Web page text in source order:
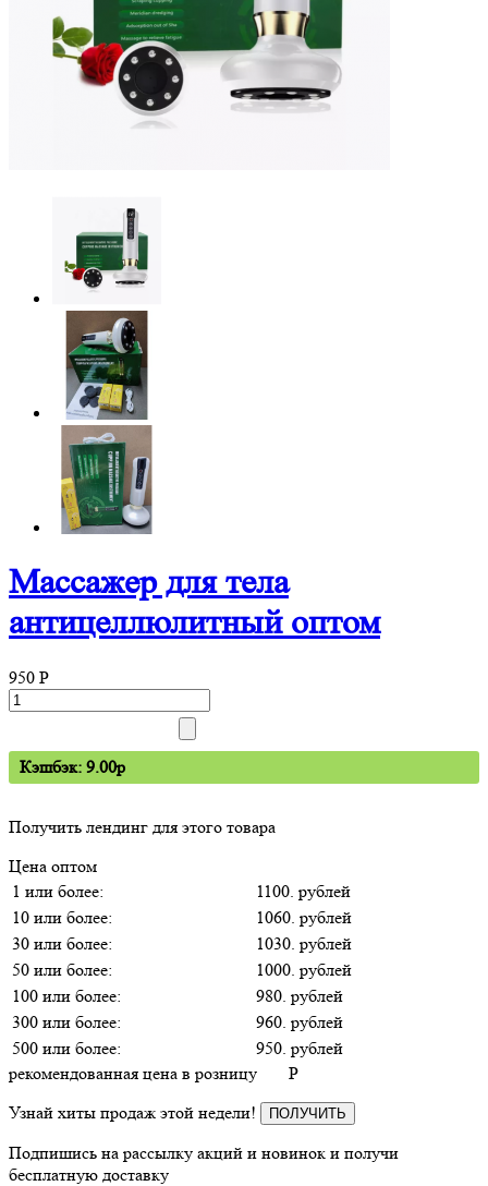
Массажер для тела
антицеллюлитный оптом
950 P
Кэшбэк: 9.00p
Получить лендинг для этого товара
Цена оптом
1 или более:
1100. рублей
10 или более:
1060. рублей
30 или более:
1030. рублей
50 или более:
1000. рублей
100 или более:
980. рублей
300 или более:
960. рублей
500 или более:
950. рублей
рекомендованная цена в розницу
P
Узнай хиты продаж этой недели!
ПОЛУЧИТЬ
Подпишись на рассылку акций и новинок и получи
бесплатную доставку